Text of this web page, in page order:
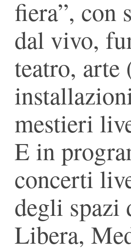
fiera”, con
dal vivo,
teatro,
mestieri
E in
concerti
degli spazi
Libera,